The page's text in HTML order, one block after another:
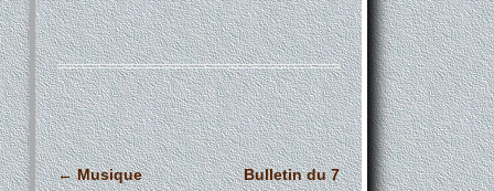
Navigation
←Musique
Bulletin du 7